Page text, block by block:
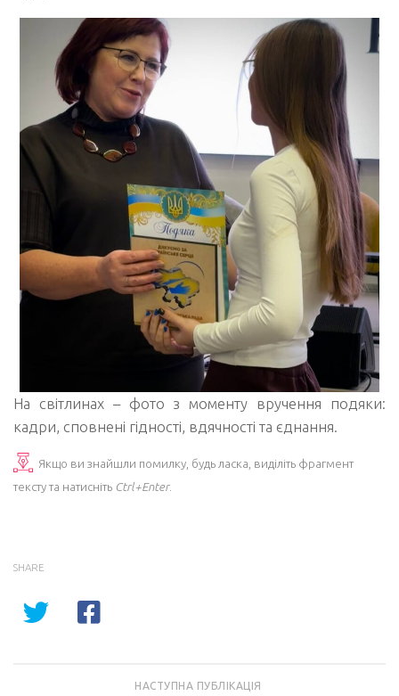
На світлинах – фото з моменту вручення подяки:
кадри, сповнені гідності, вдячності та єднання.
Якщо ви знайшли помилку, будь ласка, виділіть фрагмент
тексту та натисніть Ctrl+Enter.
SHARE
НАСТУПНА ПУБЛІКАЦІЯ